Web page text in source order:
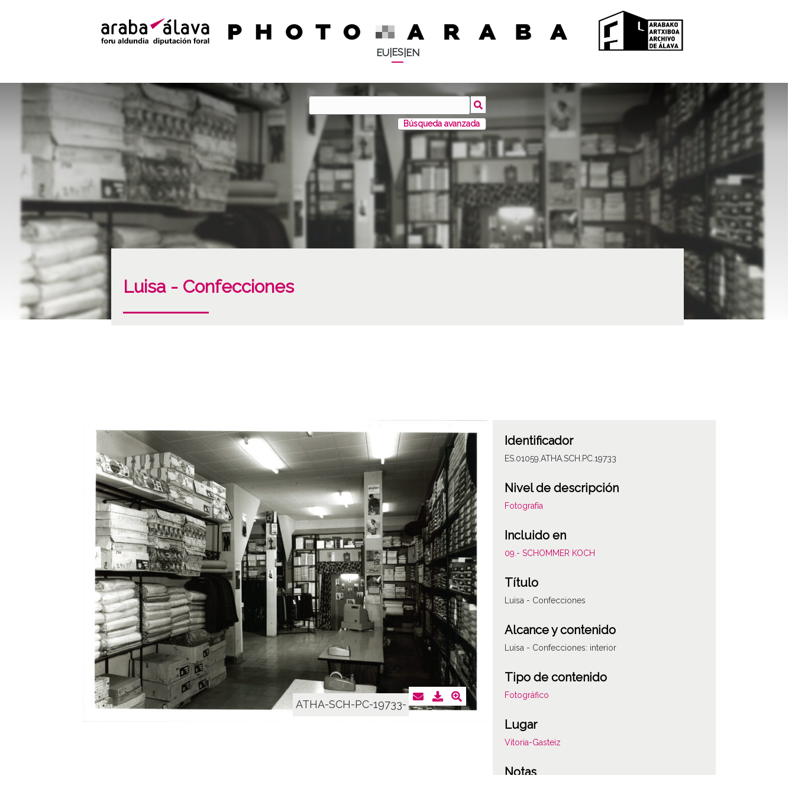
EU| ES| EN
Búsqueda avanzada
Luisa - Confecciones
ATHA-SCH-PC-19733-
Identificador
ES.01059.ATHA.SCH.PC.19733
Nivel de descripción
Fotografía
Incluido en
09.- SCHOMMER KOCH
Título
Luisa - Confecciones
Alcance y contenido
Luisa - Confecciones: interior
Tipo de contenido
Fotográfico
Lugar
Vitoria-Gasteiz
Notas